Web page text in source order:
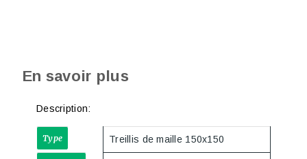
En savoir plus
Description:
Type Treillis de maille 150x150